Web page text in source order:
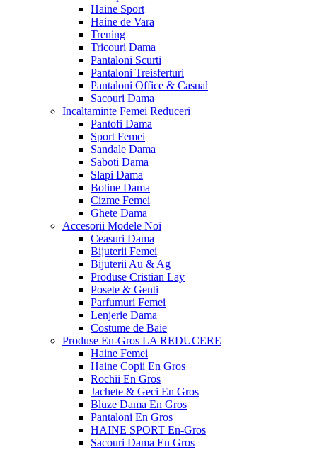
Haine Sport
Haine de Vara
Trening
Tricouri Dama
Pantaloni Scurti
Pantaloni Treisferturi
Pantaloni Office & Casual
Sacouri Dama
Incaltaminte Femei Reduceri
Pantofi Dama
Sport Femei
Sandale Dama
Saboti Dama
Slapi Dama
Botine Dama
Cizme Femei
Ghete Dama
Accesorii Modele Noi
Ceasuri Dama
Bijuterii Femei
Bijuterii Au & Ag
Produse Cristian Lay
Posete & Genti
Parfumuri Femei
Lenjerie Dama
Costume de Baie
Produse En-Gros LA REDUCERE
Haine Femei
Haine Copii En Gros
Rochii En Gros
Jachete & Geci En Gros
Bluze Dama En Gros
Pantaloni En Gros
HAINE SPORT En-Gros
Sacouri Dama En Gros